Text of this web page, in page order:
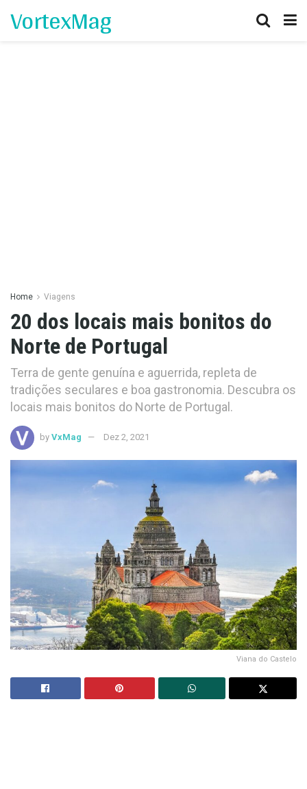
VortexMag
Home Viagens
20 dos locais mais bonitos do
Norte de Portugal
Terra de gente genuína e aguerrida, repleta de
tradições seculares e boa gastronomia. Descubra os
locais mais bonitos do Norte de Portugal.
by VxMag Dez 2, 2021
Viana do Castelo